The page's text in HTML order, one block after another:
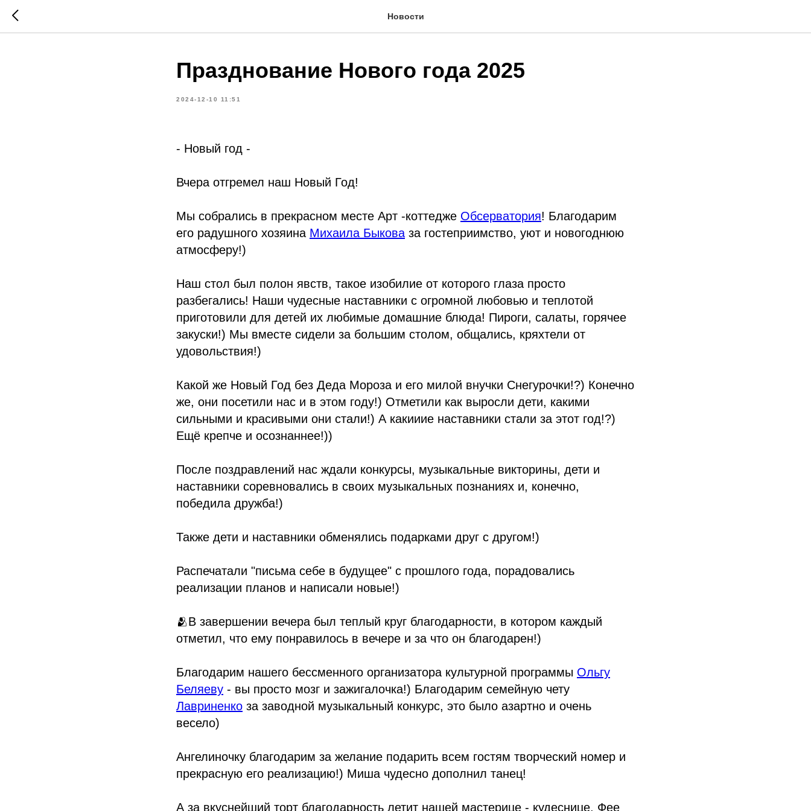
Новости
Празднование Нового года 2025
2024-12-10 11:51
- Новый год -
Вчера отгремел наш Новый Год!
Мы собрались в прекрасном месте Арт -коттедже Обсерватория! Благодарим
его радушного хозяина Михаила Быкова за гостеприимство, уют и новогоднюю
атмосферу!)
Наш стол был полон явств, такое изобилие от которого глаза просто
разбегались! Наши чудесные наставники с огромной любовью и теплотой
приготовили для детей их любимые домашние блюда! Пироги, салаты, горячее
закуски!) Мы вместе сидели за большим столом, общались, кряхтели от
удовольствия!)
Какой же Новый Год без Деда Мороза и его милой внучки Снегурочки!?) Конечно
же, они посетили нас и в этом году!) Отметили как выросли дети, какими
сильными и красивыми они стали!) А какииие наставники стали за этот год!?)
Ещё крепче и осознаннее!))
После поздравлений нас ждали конкурсы, музыкальные викторины, дети и
наставники соревновались в своих музыкальных познаниях и, конечно,
победила дружба!)
Также дети и наставники обменялись подарками друг с другом!)
Распечатали "письма себе в будущее" с прошлого года, порадовались
реализации планов и написали новые!)
🫂В завершении вечера был теплый круг благодарности, в котором каждый
отметил, что ему понравилось в вечере и за что он благодарен!)
Благодарим нашего бессменного организатора культурной программы Ольгу
Беляеву - вы просто мозг и зажигалочка!) Благодарим семейную чету
Лавриненко за заводной музыкальный конкурс, это было азартно и очень
весело)
Ангелиночку благодарим за желание подарить всем гостям творческий номер и
прекрасную его реализацию!) Миша чудесно дополнил танец!
А за вкуснейший торт благодарность летит нашей мастерице - кудеснице, Фее